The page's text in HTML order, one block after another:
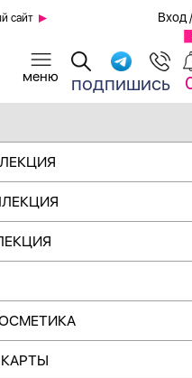
сайт Вход /
подпишись